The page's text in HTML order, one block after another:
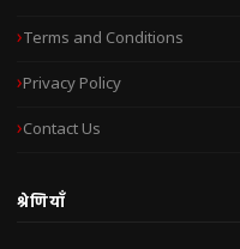
Terms and Conditions
Privacy Policy
Contact Us
श्रेणियाँ